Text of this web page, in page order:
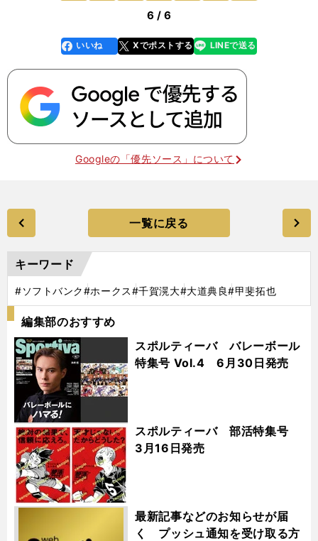
6 / 6
faceboo
k
いいね Xでポストする
line LINEで送る
Googleの「優先ソース」について
一覧に戻る
キーワード
#ソフトバンク#ホークス#千賀滉大#大道典良#甲斐拓也
編集部のおすすめ
スポルティーバ バレーボール
特集号 Vol.4 6月30日発売
スポルティーバ 部活特集号
3月16日発売
最新記事などのお知らせが届
く プッシュ通知を受け取る方